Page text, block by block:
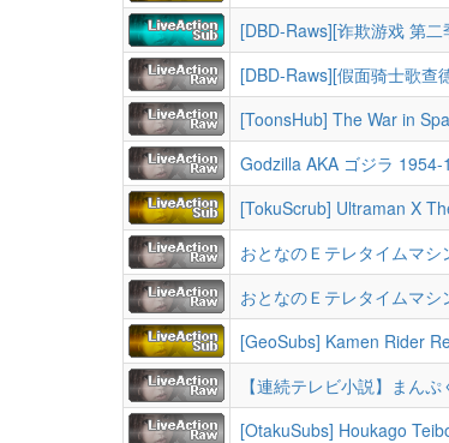
[DBD-Raws][假面骑士歌查德/Kamen Rider
[ToonsHub] The War in
Godzilla AKA ゴジラ 1954-
おとなのＥテレタイムマ
おとなのＥテレタイムマ
[GeoSubs] Kamen Rider
[OtakuSubs] Houkago